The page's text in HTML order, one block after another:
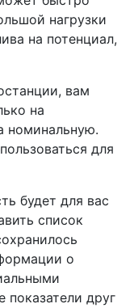
нагрузки
на потенциал,
вам
на
номинальную.
для
будет для вас
список
о
показатели друг